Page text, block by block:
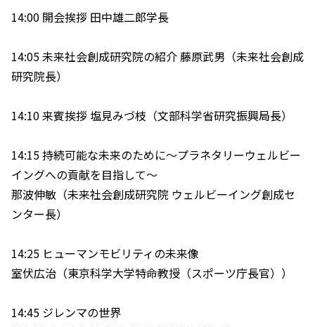
14:00 開会挨拶 田中雄二郎学長
14:05 未来社会創成研究院の紹介 藤原武男（未来社会創成
研究院長）
14:10 来賓挨拶 塩見みづ枝（文部科学省研究振興局長）
14:15 持続可能な未来のために～プラネタリーウェルビー
イングへの貢献を目指して～
那波伸敏（未来社会創成研究院 ウェルビーイング創成セ
ンター長）
14:25 ヒューマンモビリティの未来像
室伏広治（東京科学大学特命教授（スポーツ庁長官））
14:45 ジレンマの世界